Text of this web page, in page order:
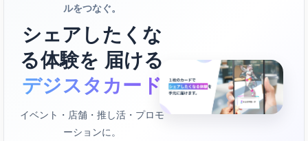
ルをつなぐ。
シェアしたくな
る体験を 届ける
デジスタカード
イベント・店舗・推し活・プロモ
ーションに。